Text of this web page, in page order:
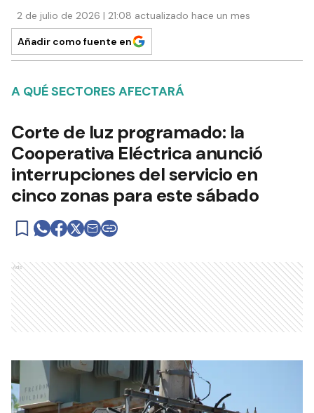
2 de julio de 2026 | 21:08 actualizado hace un mes
Añadir como fuente en
A QUÉ SECTORES AFECTARÁ
Corte de luz programado: la
Cooperativa Eléctrica anunció
interrupciones del servicio en
cinco zonas para este sábado
Ads